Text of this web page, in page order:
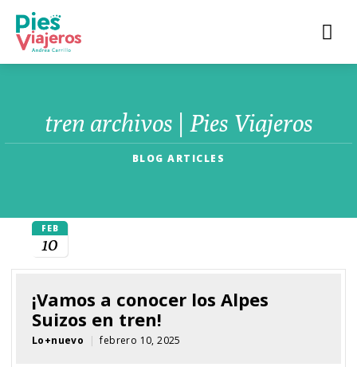
tren archivos | Pies Viajeros
BLOG ARTICLES
FEB
10
¡Vamos a conocer los Alpes
Suizos en tren!
Lo+nuevo | febrero 10, 2025